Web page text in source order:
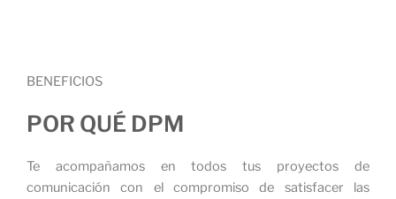
BENEFICIOS
POR QUÉ DPM
Te acompañamos en todos tus proyectos de
comunicación con el compromiso de satisfacer las